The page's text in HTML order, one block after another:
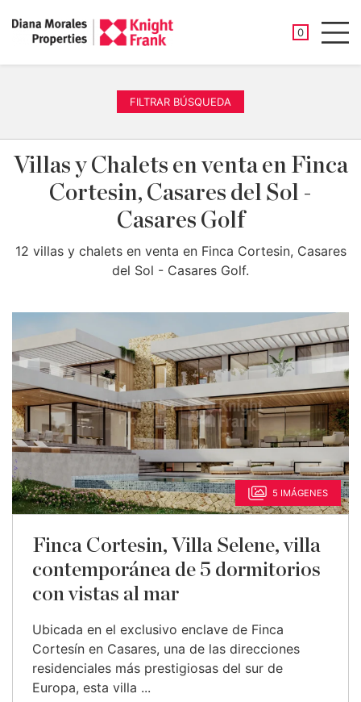
0
FILTRAR BÚSQUEDA
Villas y Chalets en venta en Finca
Cortesin, Casares del Sol -
Casares Golf
12 villas y chalets en venta en Finca Cortesin, Casares
del Sol - Casares Golf.
5 IMÁGENES
Finca Cortesin, Villa Selene, villa
contemporánea de 5 dormitorios
con vistas al mar
Ubicada en el exclusivo enclave de Finca
Cortesín en Casares, una de las direcciones
residenciales más prestigiosas del sur de
Europa, esta villa ...